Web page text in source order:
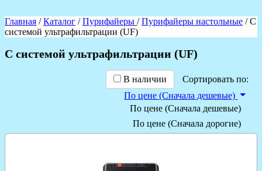
Главная /Каталог /Пурифайеры /Пурифайеры настольные / С
системой ультрафильтрации (UF)
С системой ультрафильтрации (UF)
В наличии
Сортировать по:
По цене (Сначала дешевые)
По цене (Сначала дешевые)
По цене (Сначала дорогие)